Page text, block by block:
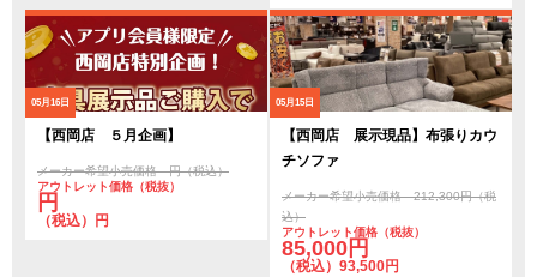
05月16日
【西岡店 ５月企画】
メーカー希望小売価格 円（税込）
アウトレット価格（税抜）
円
（税込）円
05月15日
【西岡店 展示現品】布張りカウ
チソファ
メーカー希望小売価格 212,300円（税
込）
アウトレット価格（税抜）
85,000円
（税込）93,500円